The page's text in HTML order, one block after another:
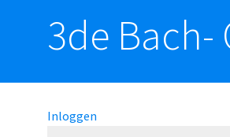
3de Bach-
Inloggen